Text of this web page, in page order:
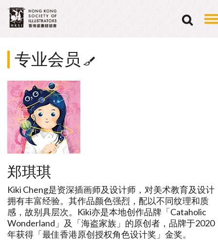
专业会员
郑琪琪
Kiki Cheng是资深插画师及设计师，对美术教育及设计
拥有丰富经验。其作品颜色强烈，配以不同纹理和质
感，故别具层次。Kiki亦是本地创作品牌「Cataholic
Wonderland」及「海盗家族」的原创者，品牌于2020
年获得「最佳香港原创授权角色设计奖」金奖。